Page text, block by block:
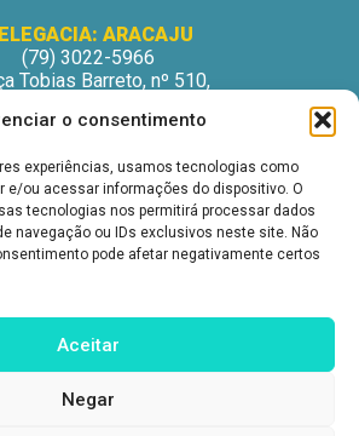
o consentimento
experiências, usamos tecnologias como
e/ou acessar informações do dispositivo. O
tecnologias nos permitirá processar dados
navegação ou IDs exclusivos neste site. Não
pode afetar negativamente certos
Aceitar
Negar
ARACAJU
(79) 3022-5966
Tobias Barreto, nº 510,
José – Aracaju/SE
de Atendimento:
a Sexta-Feira
às 12h | 13h às 16h
ITABUNA
Princesa Isabel, nº 395.
Trade Center, sala 914.
Caetano – Itabuna (BA)
de Atendimento: